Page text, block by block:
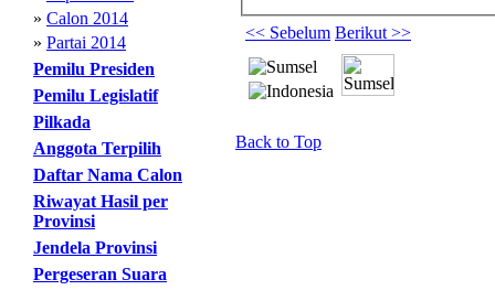
» Calon 2014
» Partai 2014
Pemilu Presiden
Pemilu Legislatif
Pilkada
Anggota Terpilih
Daftar Nama Calon
Riwayat Hasil per
Provinsi
Jendela Provinsi
Pergeseran Suara
<< Sebelum Berikut >>
Back to Top